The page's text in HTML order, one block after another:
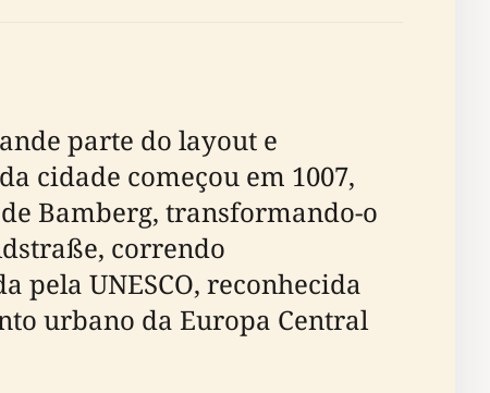
parte do layout e
cidade começou em 1007,
Bamberg, transformando-o
correndo
pela UNESCO, reconhecida
urbano da Europa Central